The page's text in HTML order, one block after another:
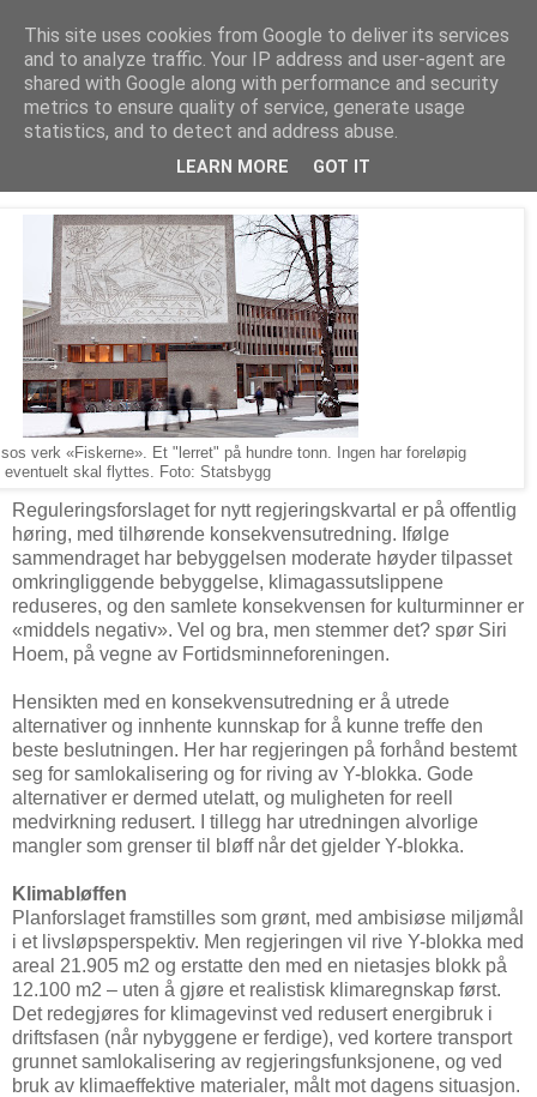
Arkitektur & Miljøteknologi
14 oktober 2016
Klimabløff om Y-blokka. La stå!
verk «Fiskerne». Et "lerret" på hundre tonn. Ingen har foreløpig
eventuelt skal flyttes. Foto: Statsbygg
Reguleringsforslaget for nytt regjeringskvartal er på offentlig
høring, med tilhørende konsekvensutredning. Ifølge
sammendraget har bebyggelsen moderate høyder tilpasset
omkringliggende bebyggelse, klimagassutslippene
reduseres, og den samlete konsekvensen for kulturminner er
«middels negativ». Vel og bra, men stemmer det? spør Siri
Hoem, på vegne av Fortidsminneforeningen.
Hensikten med en konsekvensutredning er å utrede
alternativer og innhente kunnskap for å kunne treffe den
beste beslutningen. Her har regjeringen på forhånd bestemt
seg for samlokalisering og for riving av Y-blokka. Gode
alternativer er dermed utelatt, og muligheten for reell
medvirkning redusert. I tillegg har utredningen alvorlige
mangler som grenser til bløff når det gjelder Y-blokka.
Klimabløffen
Planforslaget framstilles som grønt, med ambisiøse miljømål
i et livsløpsperspektiv. Men regjeringen vil rive Y-blokka med
areal 21.905 m2 og erstatte den med en nietasjes blokk på
12.100 m2 – uten å gjøre et realistisk klimaregnskap først.
Det redegjøres for klimagevinst ved redusert energibruk i
driftsfasen (når nybyggene er ferdige), ved kortere transport
grunnet samlokalisering av regjeringsfunksjonene, og ved
bruk av klimaeffektive materialer, målt mot dagens situasjon.
This site uses cookies from Google to deliver its services
and to analyze traffic. Your IP address and user-agent are
shared with Google along with performance and security
metrics to ensure quality of service, generate usage
statistics, and to detect and address abuse.
LEARN MORE GOT IT